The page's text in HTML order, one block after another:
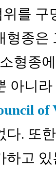
를
형종
형종
아니
of
. 또
하고